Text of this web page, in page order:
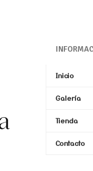
Inicio
Galería
Tienda
Contacto